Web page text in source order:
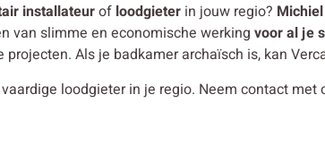
installateurof loodgieter in jouw regio?
van slimme en economische werking voor al je
Als je badkamer archaïsch is, kan
loodgieter in je regio. Neem contact